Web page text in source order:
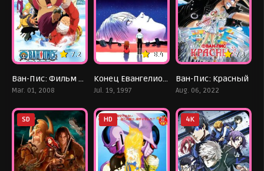
7.2
Ван-Пис: Фильм девятый
Mar. 01, 2008
8.4
Конец Евангелиона
Jul. 19, 1997
7.3
Ван-Пис: Красный
Aug. 06, 2022
SD HD 4K